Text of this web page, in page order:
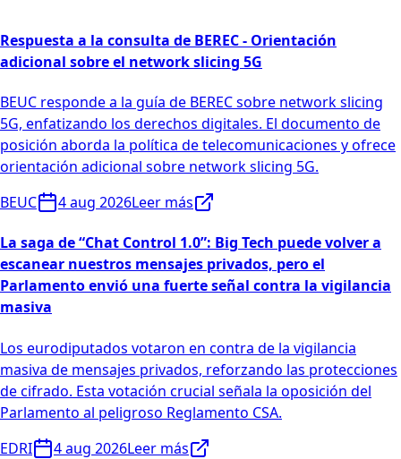
Respuesta a la consulta de BEREC - Orientación
adicional sobre el network slicing 5G
BEUC responde a la guía de BEREC sobre network slicing
5G, enfatizando los derechos digitales. El documento de
posición aborda la política de telecomunicaciones y ofrece
orientación adicional sobre network slicing 5G.
BEUC
4 aug 2026Leer más
La saga de “Chat Control 1.0”: Big Tech puede volver a
escanear nuestros mensajes privados, pero el
Parlamento envió una fuerte señal contra la vigilancia
masiva
Los eurodiputados votaron en contra de la vigilancia
masiva de mensajes privados, reforzando las protecciones
de cifrado. Esta votación crucial señala la oposición del
Parlamento al peligroso Reglamento CSA.
EDRI
4 aug 2026Leer más